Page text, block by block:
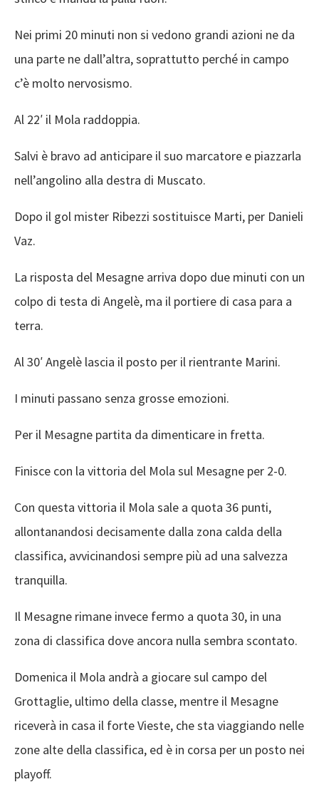
Nei primi 20 minuti non si vedono grandi azioni ne da
una parte ne dall’altra, soprattutto perché in campo
c’è molto nervosismo.
Al 22′ il Mola raddoppia.
Salvi è bravo ad anticipare il suo marcatore e piazzarla
nell’angolino alla destra di Muscato.
Dopo il gol mister Ribezzi sostituisce Marti, per Danieli
Vaz.
La risposta del Mesagne arriva dopo due minuti con un
colpo di testa di Angelè, ma il portiere di casa para a
terra.
Al 30′ Angelè lascia il posto per il rientrante Marini.
I minuti passano senza grosse emozioni.
Per il Mesagne partita da dimenticare in fretta.
Finisce con la vittoria del Mola sul Mesagne per 2-0.
Con questa vittoria il Mola sale a quota 36 punti,
allontanandosi decisamente dalla zona calda della
classifica, avvicinandosi sempre più ad una salvezza
tranquilla.
Il Mesagne rimane invece fermo a quota 30, in una
zona di classifica dove ancora nulla sembra scontato.
Domenica il Mola andrà a giocare sul campo del
Grottaglie, ultimo della classe, mentre il Mesagne
riceverà in casa il forte Vieste, che sta viaggiando nelle
zone alte della classifica, ed è in corsa per un posto nei
playoff.